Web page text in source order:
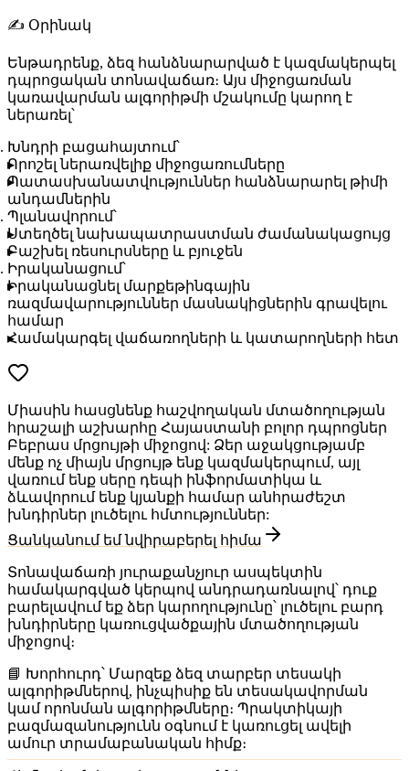
✍️ Օրինակ
Ենթադրենք, ձեզ հանձնարարված է կազմակերպել
դպրոցական տոնավաճառ։ Այս միջոցառման
կառավարման ալգորիթմի մշակումը կարող է
ներառել՝
Խնդրի բացահայտում՝
Որոշել ներառվելիք միջոցառումները
Պատասխանատվություններ հանձնարարել թիմի
անդամներին
Պլանավորում՝
Ստեղծել նախապատրաստման ժամանակացույց
Բաշխել ռեսուրսները և բյուջեն
Իրականացում՝
Իրականացնել մարքեթինգային
ռազմավարություններ մասնակիցներին գրավելու
համար
Համակարգել վաճառողների և կատարողների հետ
Միասին հասցնենք հաշվողական մտածողության
հրաշալի աշխարհը Հայաստանի բոլոր դպրոցներ
Բեբրաս մրցույթի միջոցով: Ձեր աջակցությամբ
մենք ոչ միայն մրցույթ ենք կազմակերպում, այլ
վառում ենք սերը դեպի ինֆորմատիկա և
ձևավորում ենք կյանքի համար անհրաժեշտ
խնդիրներ լուծելու հմտություններ:
Ցանկանում եմ նվիրաբերել հիմա
Տոնավաճառի յուրաքանչյուր ասպեկտին
համակարգված կերպով անդրադառնալով՝ դուք
բարելավում եք ձեր կարողությունը՝ լուծելու բարդ
խնդիրները կառուցվածքային մտածողության
միջոցով։
📘 Խորհուրդ՝ Մարզեք ձեզ տարբեր տեսակի
ալգորիթմներով, ինչպիսիք են տեսակավորման
կամ որոնման ալգորիթմները։ Պրակտիկայի
բազմազանությունն օգնում է կառուցել ավելի
ամուր տրամաբանական հիմք։